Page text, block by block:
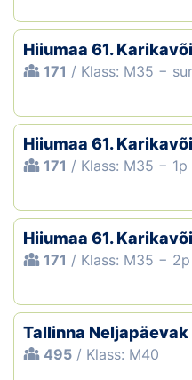
Hiiumaa 61.
171 / Klass: M35 −
Hiiumaa 61.
171 / Klass: M35 − 1p
Hiiumaa 61.
171 / Klass: M35 − 2p
Tallinna Neljapäevak
495 / Klass: M40